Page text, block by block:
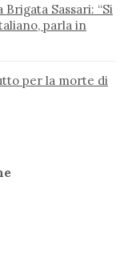
Brigata Sassari: “Si
parla in
per la morte di